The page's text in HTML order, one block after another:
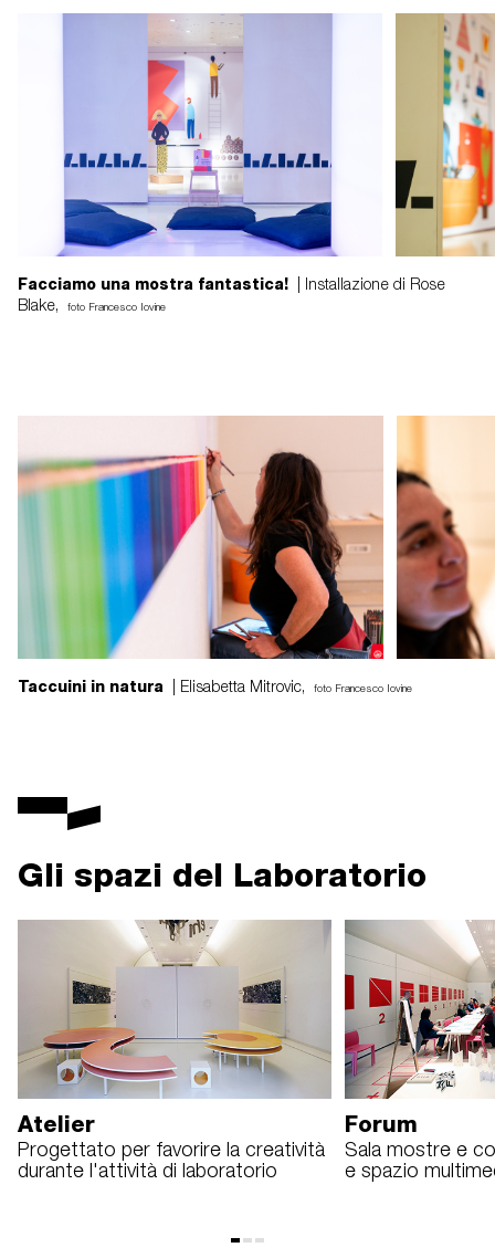
Facciamo una mostra fantastica! | Installazione di Rose
Blake,
foto Francesco Iovine
Taccuini in natura | Elisabetta Mitrovic, foto Francesco Iovine
Gli spazi del Laboratorio
Atelier
Progettato per favorire la creatività
durante l'attività di laboratorio
Forum
Sala mostre e
e spazio